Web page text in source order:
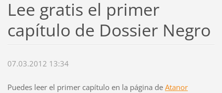
Lee gratis el primer
capítulo de Dossier Negro
07.03.2012 13:34
Puedes leer el primer capítulo en la página de Atanor